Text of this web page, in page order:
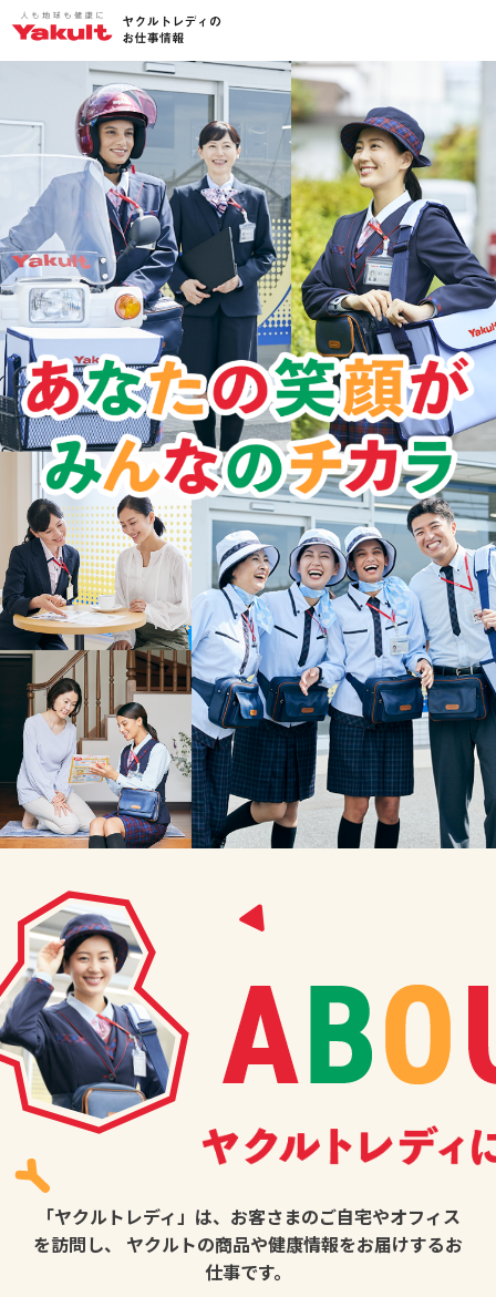
「ヤクルトレディ」は、お客さまのご自宅やオフィス
を訪問し、
ヤクルトの商品や健康情報をお届けするお
仕事です。